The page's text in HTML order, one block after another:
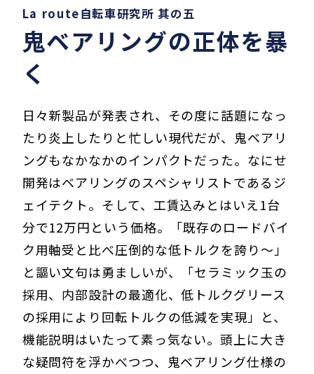
La route自転車研究所 其の五
鬼ベアリングの正体を暴
く
日々新製品が発表され、その度に話題になっ
たり炎上したりと忙しい現代だが、鬼ベアリ
ングもなかなかのインパクトだった。なにせ
開発はベアリングのスペシャリストであるジ
ェイテクト。そして、工賃込みとはいえ1台
分で12万円という価格。「既存のロードバイ
ク用軸受と比べ圧倒的な低トルクを誇り～」
と謳い文句は勇ましいが、「セラミック玉の
採用、内部設計の最適化、低トルクグリース
の採用により回転トルクの低減を実現」と、
機能説明はいたって素っ気ない。頭上に大き
な疑問符を浮かべつつ、鬼ベアリング仕様の